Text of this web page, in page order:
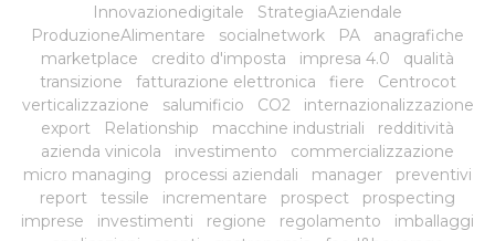
Innovazionedigitale
StrategiaAziendale
ProduzioneAlimentare
socialnetwork PA
anagrafiche
marketplace
credito d'imposta impresa 4.0
qualità
transizione
fatturazione elettronica fiere
Centrocot
verticalizzazione
salumificio CO2
internazionalizzazione
export
Relationship macchine industriali
redditività
azienda vinicola
investimento
commercializzazione
micro managing
processi aziendali manager
preventivi
report
tessile incrementare prospect
prospecting
imprese
investimenti regione regolamento
imballaggi